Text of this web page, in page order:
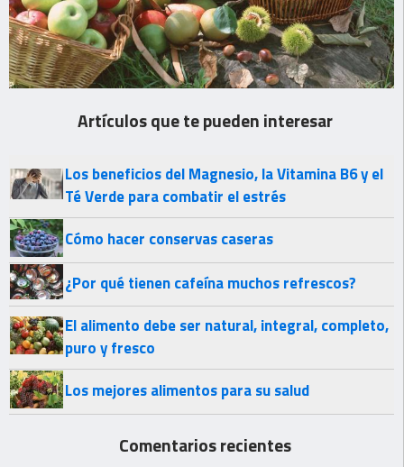
Artículos que te pueden interesar
Los beneficios del Magnesio, la Vitamina B6 y el
Té Verde para combatir el estrés
Cómo hacer conservas caseras
¿Por qué tienen cafeína muchos refrescos?
El alimento debe ser natural, integral, completo,
puro y fresco
Los mejores alimentos para su salud
Comentarios recientes